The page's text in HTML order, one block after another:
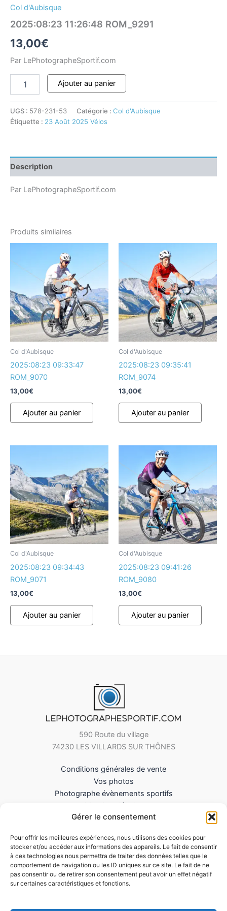
Gérer le consentement
Pour offrir les meilleures expériences, nous utilisons des cookies pour
stocker et/ou accéder aux informations des appareils. Le fait de consentir
à ces technologies nous permettra de traiter des données telles que le
comportement de navigation ou les ID uniques sur ce site. Le fait de ne
pas consentir ou de retirer son consentement peut avoir un effet négatif
sur certaines caractéristiques et fonctions.
Col d'Aubisque
2025:08:23 11:26:48 ROM_9291
13,00€
Par LePhotographeSportif.com
Ajouter au panier
UGS : 578-231-53 Catégorie : Col d'Aubisque
Étiquette : 23 Août 2025 Vélos
Description
Par LePhotographeSportif.com
Produits similaires
Col d'Aubisque
2025:08:23 09:33:47
ROM_9070
13,00€
Ajouter au panier
Col d'Aubisque
2025:08:23 09:35:41
ROM_9074
13,00€
Ajouter au panier
Col d'Aubisque
2025:08:23 09:34:43
ROM_9071
13,00€
Ajouter au panier
Col d'Aubisque
2025:08:23 09:41:26
ROM_9080
13,00€
Ajouter au panier
590 Route du village
74230 LES VILLARDS SUR THÔNES
Conditions générales de vente
Vos photos
Photographe évènements sportifs
Mentions légales
Mes Téléchargements
Politique de cookies (UE)